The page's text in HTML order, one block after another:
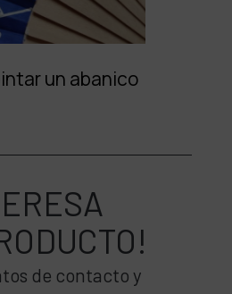
un abanico
de contacto y